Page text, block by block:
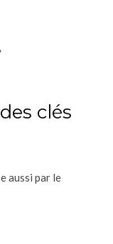
clés
aussi par le